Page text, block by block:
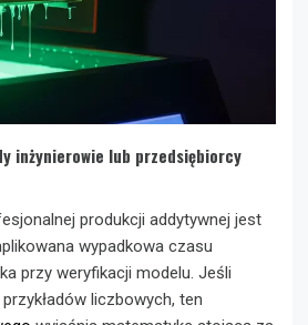
inżynierowie lub przedsiębiorcy
produkcji addytywnej jest
wypadkowa czasu
przy weryfikacji modelu. Jeśli
liczbowych, ten